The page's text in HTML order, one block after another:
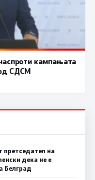
кампањата
СДСM
претседател на
дека не е
Белград